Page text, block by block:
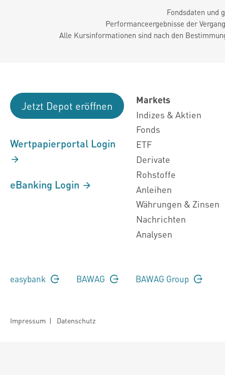
Fondsdaten und
Performanceergebnisse der
Alle Kursinformationen sind nach den
Jetzt Depot eröffnen
Wertpapierportal Login
eBanking Login
Markets
Indizes & Aktien
Fonds
ETF
Derivate
Rohstoffe
Anleihen
Währungen & Zinsen
Nachrichten
Analysen
easybank BAWAG BAWAG Group
Impressum | Datenschutz